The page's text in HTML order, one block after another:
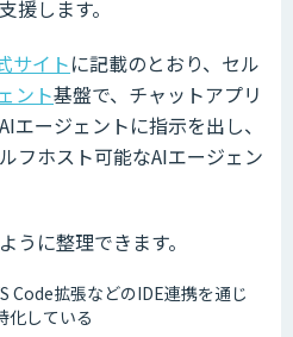
援します。
サイトに記載のとおり、セル
ント基盤で、チャットアプリ
ージェントに指示を出し、
フホスト可能なAIエージェン
うに整理できます。
Code拡張などのIDE連携を通じ
化している